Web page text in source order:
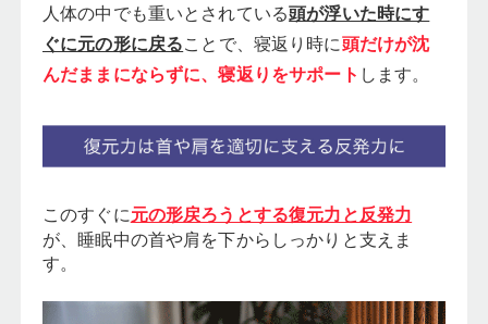
人体の中でも重いとされている頭が浮いた時にす
ぐに元の形に戻ることで、寝返り時に頭だけが沈
んだままにならずに、寝返りをサポート します。
このすぐに元の形戻ろうとする復元力と反発力
が、睡眠中の首や肩を下からしっかりと支えま
す。